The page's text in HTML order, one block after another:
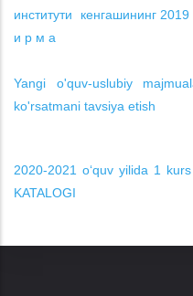
институти кенгашининг
и р м а
Yangi o'quv-uslubiy
ko'rsatmani tavsiya etish
2020-2021 oʻquv yilida 1
KATALOGI